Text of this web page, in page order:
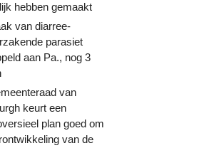
hebben gemaakt
van diarree-
parasiet
aan Pa., nog 3
van
keurt een
plan goed om
van de